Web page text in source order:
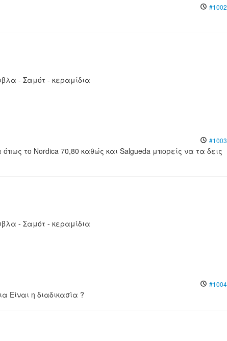
#1002
- Σαμότ - κεραμίδια
#1003
το Nordica 70,80 καθώς και Salgueda μπορείς να τα δεις
- Σαμότ - κεραμίδια
#1004
Είναι η διαδικασία ?